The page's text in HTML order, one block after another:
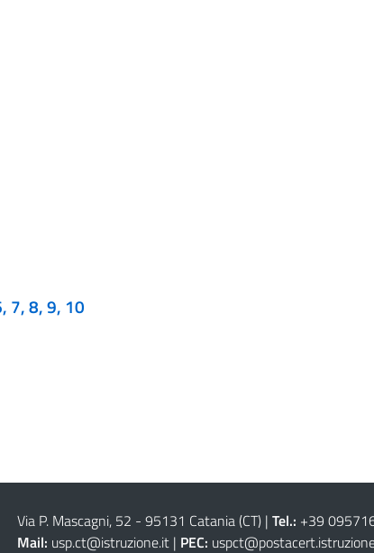
7, 8, 9, 10
Via P. Mascagni, 52 - 95131 Catania (CT)| Tel.: +39
Mail: usp.ct@istruzione.it| PEC: